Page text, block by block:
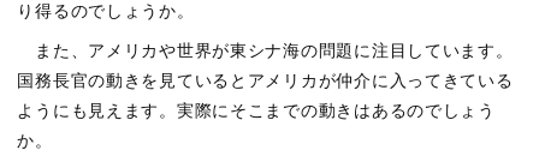
り得るのでしょうか。
また、アメリカや世界が東シナ海の問題に注目しています。
国務長官の動きを見ているとアメリカが仲介に入ってきている
ようにも見えます。実際にそこまでの動きはあるのでしょう
か。